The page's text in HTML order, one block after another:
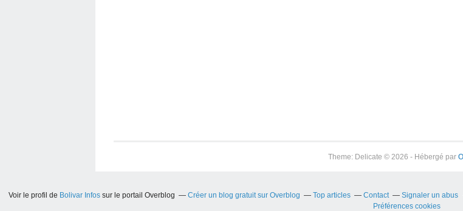
Theme: Delicate © 2026 - Hébergé par
Voir le profil de Bolivar Infossur le portail Overblog Créer un blog gratuit sur Overblog Top articles Contact Signaler un abus
Préférences cookies